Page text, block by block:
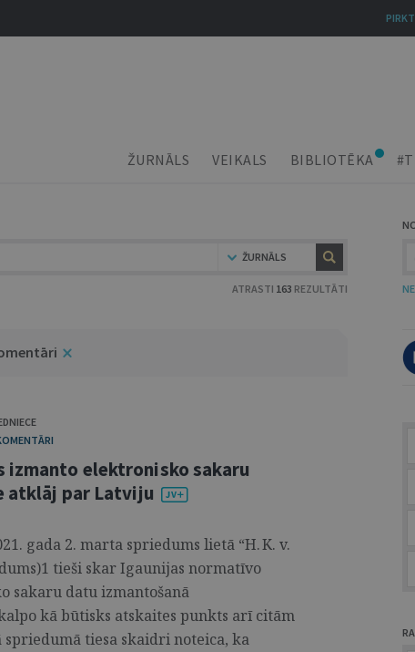
ŽURNĀLS VEIKALS BIBLIOTĒKA
ŽURNĀLS
ATRASTI 163 REZULTĀTI
izmanto elektronisko sakaru
atklāj par Latviju
gada 2. marta spriedums lietā “H. K. v.
tieši skar Igaunijas normatīvo
sakaru datu izmantošanā
kā būtisks atskaites punkts arī citām
tiesa skaidri noteica, ka
PIRKT